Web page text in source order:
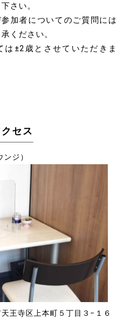
さい。
加者についてのご質問には
ください。
±2歳とさせていただきま
セス
ジ）
王寺区上本町５丁目３−１６